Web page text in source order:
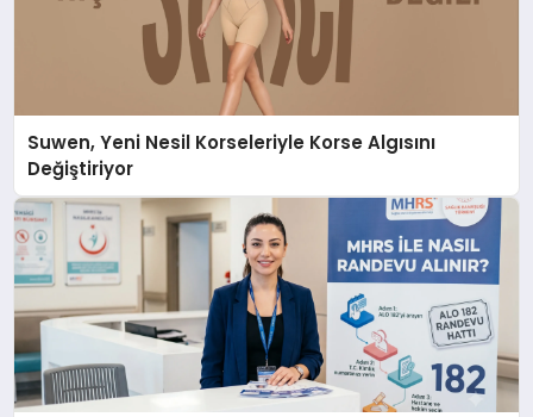
Suwen, Yeni Nesil Korseleriyle Korse Algısını
Değiştiriyor